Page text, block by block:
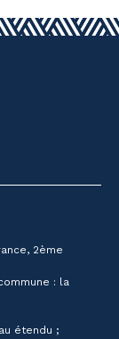
2ème
: la
étendu ;